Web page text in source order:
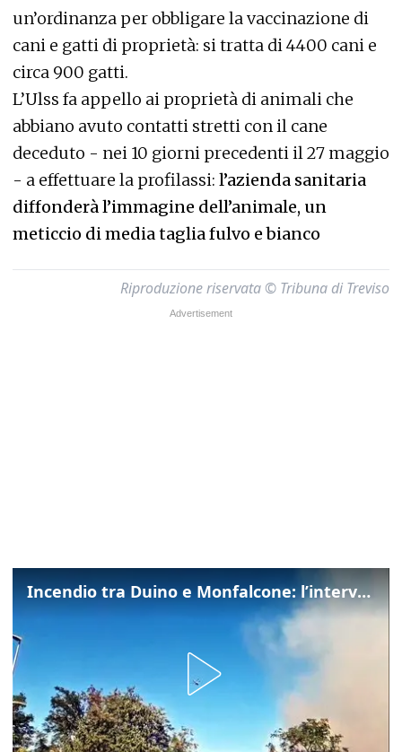
un’ordinanza per obbligare la vaccinazione di
cani e gatti di proprietà: si tratta di 4400 cani e
circa 900 gatti.
L’Ulss fa appello ai proprietà di animali che
abbiano avuto contatti stretti con il cane
deceduto - nei 10 giorni precedenti il 27 maggio
- a effettuare la profilassi: l’azienda sanitaria
diffonderà l’immagine dell’animale, un
meticcio di media taglia fulvo e bianco
Riproduzione riservata © Tribuna di Treviso
Incendio tra Duino e Monfalcone: l’intervento dei vigili del fuoco